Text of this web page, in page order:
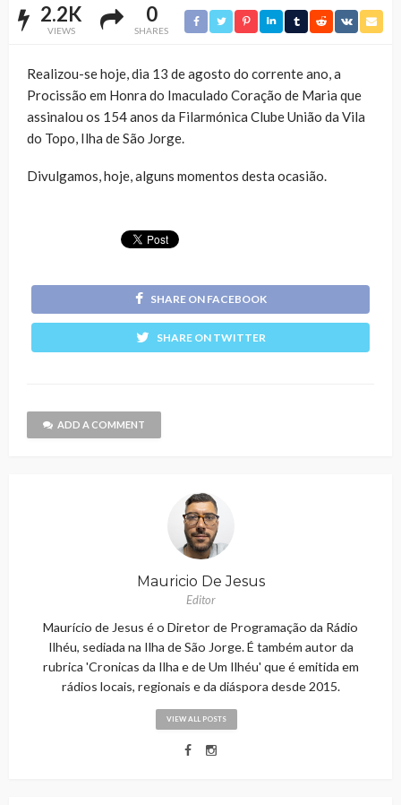
2.2K
VIEWS
0
SHARES
Realizou-se hoje, dia 13 de agosto do corrente ano, a
Procissão em Honra do Imaculado Coração de Maria que
assinalou os 154 anos da Filarmónica Clube União da Vila
do Topo, Ilha de São Jorge.
Divulgamos, hoje, alguns momentos desta ocasião.
SHARE ON FACEBOOK
SHARE ON TWITTER
ADD A COMMENT
Mauricio De Jesus
Editor
Maurício de Jesus é o Diretor de Programação da Rádio
Ilhéu, sediada na Ilha de São Jorge. É também autor da
rubrica 'Cronicas da Ilha e de Um Ilhéu' que é emitida em
rádios locais, regionais e da diáspora desde 2015.
VIEW ALL POSTS